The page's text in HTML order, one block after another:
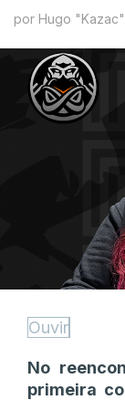
por Hugo
Ouvir
No
primeira